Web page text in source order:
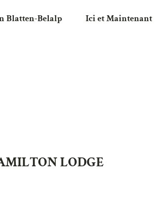
Blatten-Belalp Ici et Maintenant
LODGE